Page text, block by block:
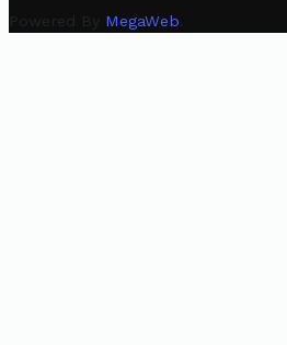
Powered By MegaWeb